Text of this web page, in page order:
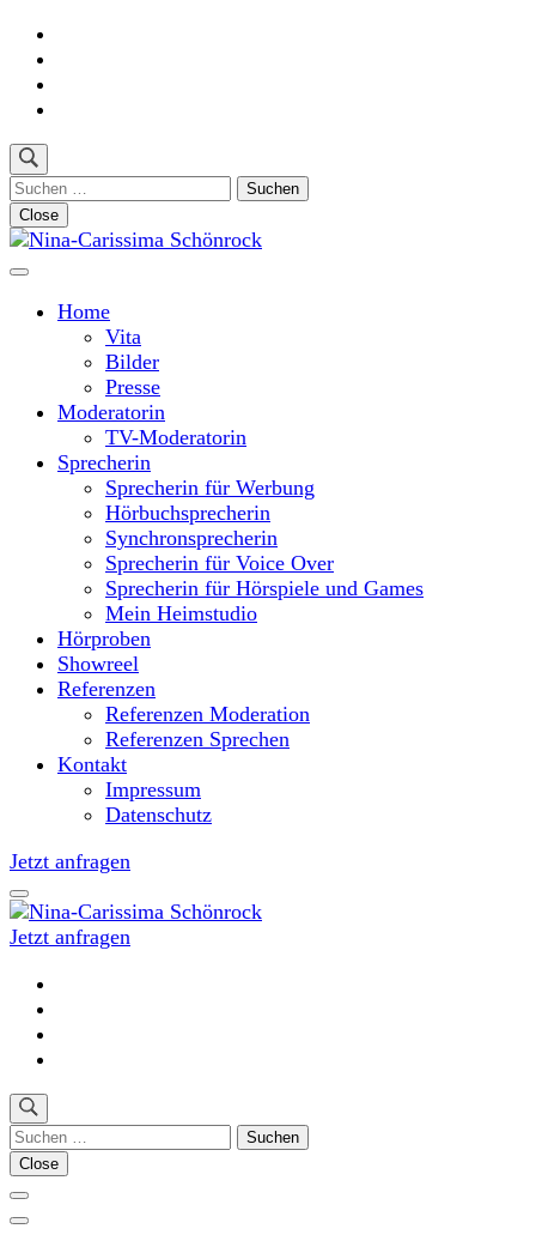
Skip
content
(Press
Suchen
nach:
Close
Nina-Carissima Schönrock
Home
Vita
Bilder
Presse
Moderatorin
TV-Moderatorin
Sprecherin
Sprecherin für Werbung
Hörbuchsprecherin
Synchronsprecherin
Sprecherin für Voice Over
Sprecherin für Hörspiele und Games
Mein Heimstudio
Hörproben
Showreel
Referenzen
Referenzen Moderation
Referenzen Sprechen
Kontakt
Impressum
Datenschutz
Jetzt anfragen
Nina-Carissima Schönrock
Jetzt anfragen
Suchen
nach:
Close